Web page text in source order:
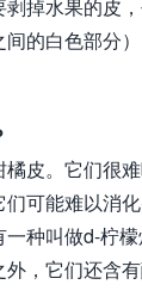
掉水果的皮
的白色部分
皮。它们很
可能难以消
种叫做d-柠
，它们还含